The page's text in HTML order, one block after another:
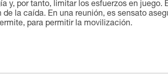
y, por tanto, limitar los esfuerzos en juego.
la caída. En una reunión, es sensato
para permitir la movilización.